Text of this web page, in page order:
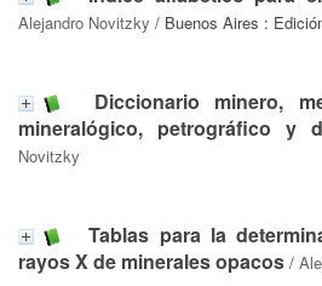
Alejandro Novitzky / Buenos Aires :
Diccionario minero,
mineralógico, petrográfico y
Novitzky
Tablas para la
rayos X de minerales opacos /